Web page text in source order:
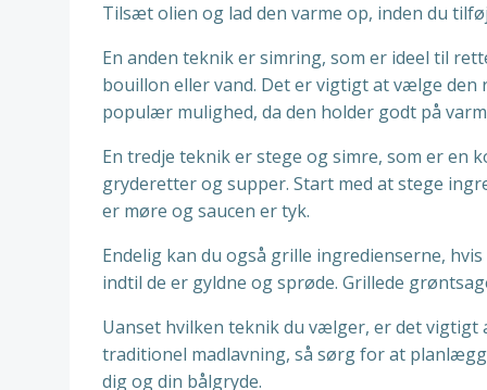
Tilsæt olien og lad den varme op, inden du
En anden teknik er simring, som er ideel til
bouillon eller vand. Det er vigtigt at vælge
populær mulighed, da den holder godt på
En tredje teknik er stege og simre, som er
gryderetter og supper. Start med at stege
er møre og saucen er tyk.
Endelig kan du også grille ingredienserne,
indtil de er gyldne og sprøde. Grillede
Uanset hvilken teknik du vælger, er det
traditionel madlavning, så sørg for at
dig og din bålgryde.